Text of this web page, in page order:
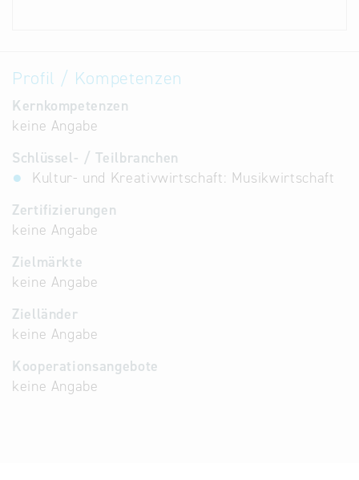
Profil / Kompetenzen
Kernkompetenzen
keine Angabe
Schlüssel- / Teilbranchen
Kultur- und Kreativwirtschaft: Musikwirtschaft
Zertifizierungen
keine Angabe
Zielmärkte
keine Angabe
Zielländer
keine Angabe
Kooperationsangebote
keine Angabe